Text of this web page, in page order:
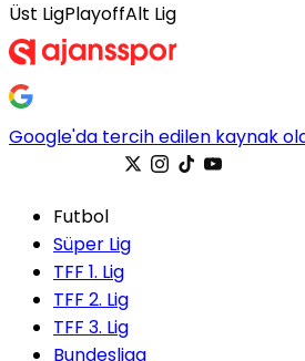
Üst LigPlayoffAlt Lig
Google'da tercih edilen kaynak
Futbol
Süper Lig
TFF 1. Lig
TFF 2. Lig
TFF 3. Lig
Bundesliga